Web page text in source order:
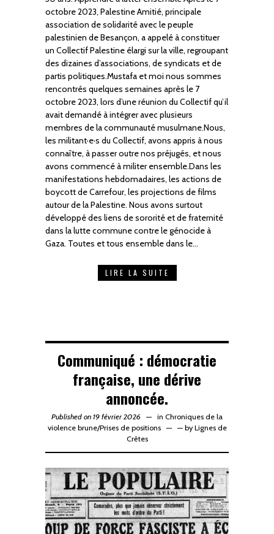
octobre 2023, Palestine Amitié, principale
association de solidarité avec le peuple
palestinien de Besançon, a appelé à constituer
un Collectif Palestine élargi sur la ville, regroupant
des dizaines d’associations, de syndicats et de
partis politiques.Mustafa et moi nous sommes
rencontrés quelques semaines après le 7
octobre 2023, lors d’une réunion du Collectif qu’il
avait demandé à intégrer avec plusieurs
membres de la communauté musulmane.Nous,
les militant·e·s du Collectif, avons appris à nous
connaître, à passer outre nos préjugés, et nous
avons commencé à militer ensemble.Dans les
manifestations hebdomadaires, les actions de
boycott de Carrefour, les projections de films
autour de la Palestine. Nous avons surtout
développé des liens de sororité et de fraternité
dans la lutte commune contre le génocide à
Gaza. Toutes et tous ensemble dans le…
LIRE LA SUITE
Communiqué : démocratie
française, une dérive
annoncée.
Published on 19 février 2026 in Chroniques de la
violence brune/Prises de positions —by Lignes de
Crêtes